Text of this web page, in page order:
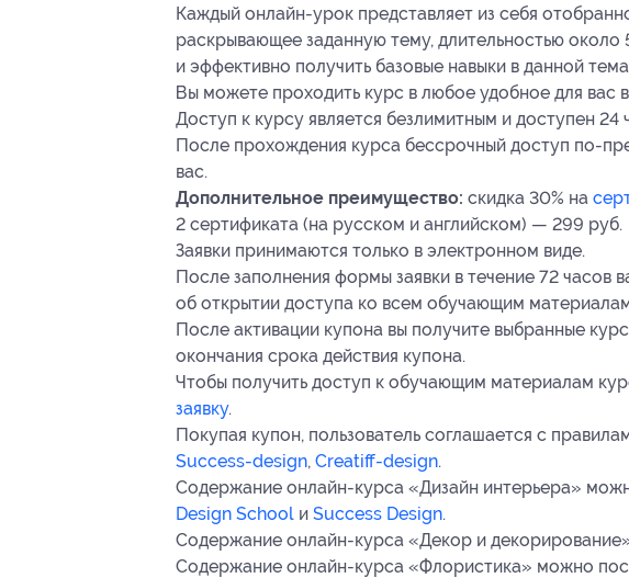
Каждый онлайн-урок представляет из себя
раскрывающее заданную тему, длительностью около
и эффективно получить базовые навыки в данной
Вы можете проходить курс в любое удобное для вас
Доступ к курсу является безлимитным и доступен 24
После прохождения курса бессрочный доступ по-
вас.
Дополнительное преимущество: скидка 30% на
2 сертификата (на русском и английском) — 299 руб.
Заявки принимаются только в электронном виде.
После заполнения формы заявки в течение 72 часов
об открытии доступа ко всем обучающим
После активации купона вы получите выбранные
окончания срока действия купона.
Чтобы получить доступ к обучающим материалам
заявку.
Покупая купон, пользователь соглашается с
Success-design, Creatiff-design.
Содержание онлайн-курса «Дизайн интерьера»
Design School и Success Design.
Содержание онлайн-курса «Декор и
Содержание онлайн-курса «Флористика» можно